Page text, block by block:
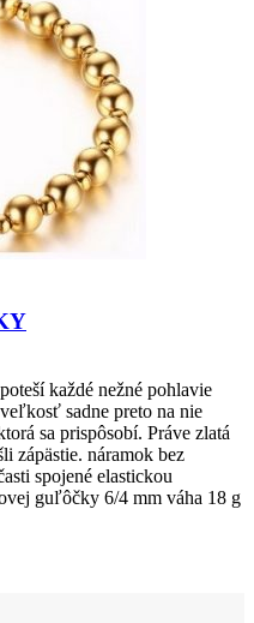
každé nežné pohlavie
sadne preto na nie
sa prispôsobí. Práve zlatá
zápästie. náramok bez
spojené elastickou
guľôčky 6/4 mm váha 18 g